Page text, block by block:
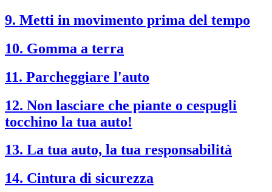
9. Metti in movimento prima del tempo
10. Gomma a terra
11. Parcheggiare l'auto
12. Non lasciare che piante o cespugli
tocchino la tua auto!
13. La tua auto, la tua responsabilità
14. Cintura di sicurezza